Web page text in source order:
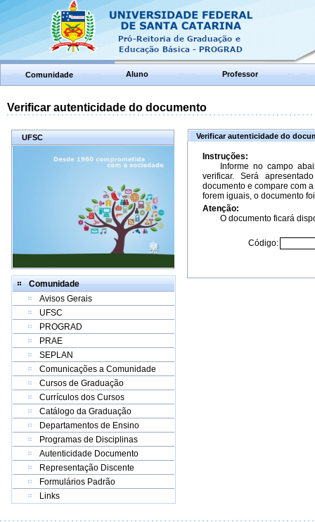
Comunidade Aluno Professor
Verificar autenticidade do documento
UFSC
Comunidade
Avisos Gerais
UFSC
PROGRAD
PRAE
SEPLAN
Comunicações a Comunidade
Cursos de Graduação
Currículos dos Cursos
Catálogo da Graduação
Departamentos de Ensino
Programas de Disciplinas
Autenticidade Documento
Representação Discente
Formulários Padrão
Links
Verificar autenticidade do
Instruções:
Informe no campo
verificar. Será
documento e compare com
forem iguais, o documento
Atenção:
O documento ficará
Código: